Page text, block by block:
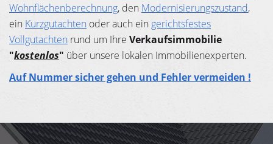
Wohnflächenberechnung, den Modernisierungszustand,
ein Kurzgutachten oder auch ein gerichtsfestes
Vollgutachten rund um Ihre Verkaufsimmobilie
"kostenlos" über unsere lokalen Immobilienexperten.
Auf Nummer sicher gehen und Fehler vermeiden !